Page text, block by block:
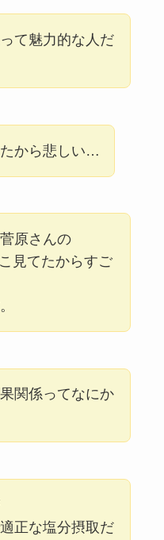
て魅力的な人だ
から悲しい…
原さんの
見てたからすご
関係ってなにか
正な塩分摂取だ